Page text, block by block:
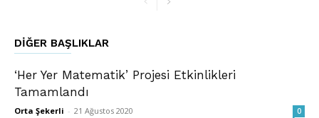
DIĞER BAŞLIKLAR
‘Her Yer Matematik’ Projesi Etkinlikleri
Tamamlandı
Orta Şekerli - 21 Ağustos 2020 0